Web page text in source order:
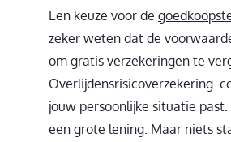
Een keuze voor de
zeker weten dat de
om gratis verzekeringen te
Overlijdensrisicoverzekering.
jouw persoonlijke situatie
een grote lening. Maar niets